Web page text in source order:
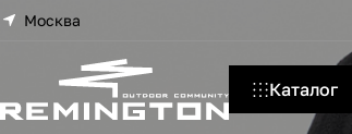
Москва
Каталог